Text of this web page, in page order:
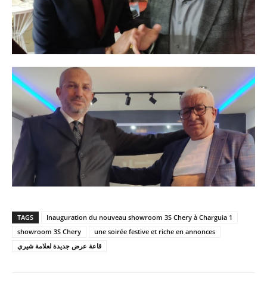
TAGS
Inauguration du nouveau showroom 3S Chery à Charguia 1
showroom 3S Chery
une soirée festive et riche en annonces
قاعة عرض جديدة لعلامة شيري